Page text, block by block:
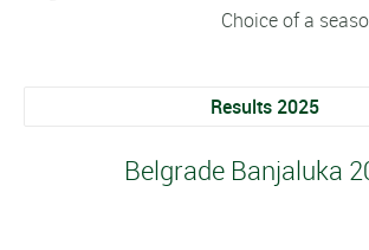
Choice of a
Results 2025
Belgrade Banjaluka